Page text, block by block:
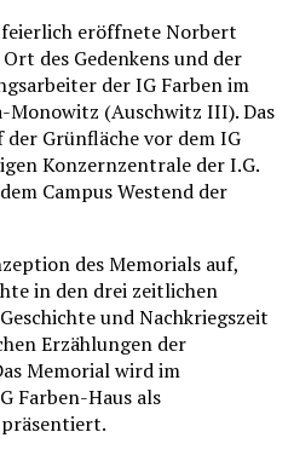
feierlich eröffnete Norbert
des Gedenkens und der
der IG Farben im
(Auschwitz III). Das
Grünfläche vor dem IG
Konzernzentrale der I.G.
Campus Westend der
des Memorials auf,
in den drei zeitlichen
und Nachkriegszeit
Erzählungen der
Memorial wird im
Farben-Haus als